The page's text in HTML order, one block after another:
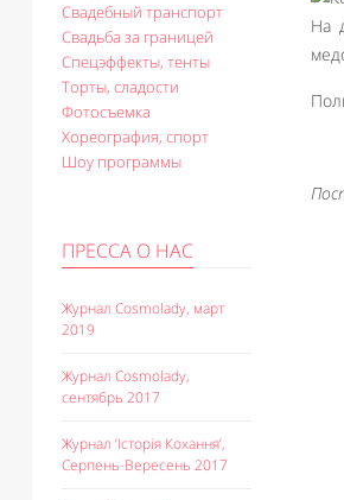
Свадебный транспорт
Свадьба за границей
Спецэффекты, тенты
Торты, сладости
Фотосъемка
Хореография, спорт
Шоу программы
ПРЕССА О НАС
Журнал Cosmolady, март
2019
Журнал Cosmolady,
сентябрь 2017
Журнал ‘Історія Кохання’,
Серпень-Вересень 2017
На